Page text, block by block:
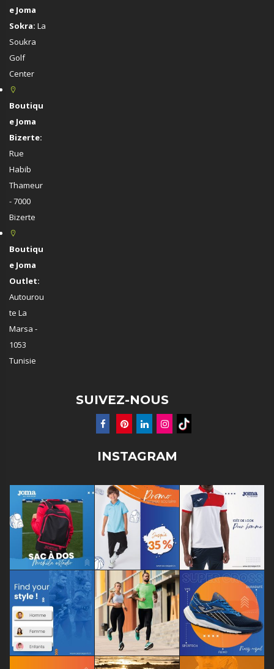
e Joma
Sokra: La
Soukra
Golf
Center
Boutiqu
e Joma
Bizerte:
Rue
Habib
Thameur
- 7000
Bizerte
Boutiqu
e Joma
Outlet:
Autourou
te La
Marsa -
1053
Tunisie
SUIVEZ-NOUS
INSTAGRAM